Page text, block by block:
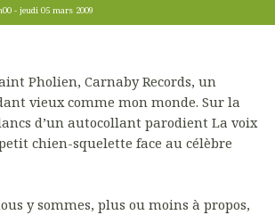
-jeudi 05 mars 2009
Pholien, Carnaby Records, un
vieux comme mon monde. Sur la
d’un autocollant parodient La voix
chien-squelette face au célèbre
y sommes, plus ou moins à propos,